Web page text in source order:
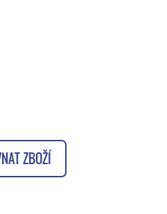
ZBOŽÍ